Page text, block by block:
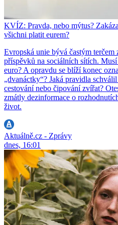
KVÍZ: Pravda, nebo mýtus?
všichni platit eurem?
Evropská unie bývá častým
příspěvků na sociálních sítích.
euro? A opravdu se blíží konec
„dvanáctky“? Jaká pravidla
cestování nebo čipování zvířat?
zmátly dezinformace o
život.
Aktuálně.cz - Zprávy
dnes, 16:01